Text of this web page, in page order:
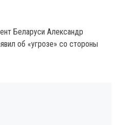
Беларуси Александр
об «угрозе» со стороны